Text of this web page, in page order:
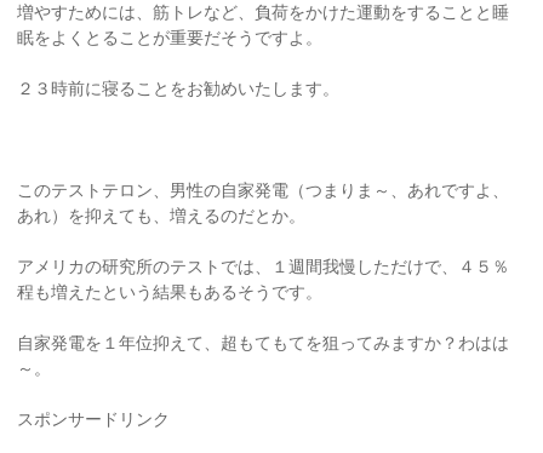
増やすためには、筋トレなど、負荷をかけた運動をすることと睡
眠をよくとることが重要だそうですよ。
２３時前に寝ることをお勧めいたします。
このテストテロン、男性の自家発電（つまりま～、あれですよ、
あれ）を抑えても、増えるのだとか。
アメリカの研究所のテストでは、１週間我慢しただけで、４５％
程も増えたという結果もあるそうです。
自家発電を１年位抑えて、超もてもてを狙ってみますか？わはは
～。
スポンサードリンク